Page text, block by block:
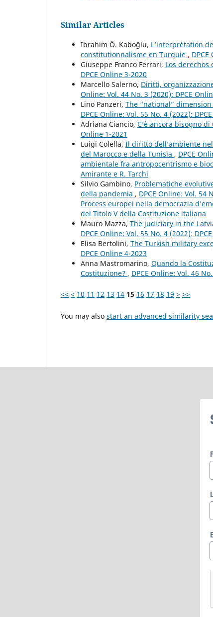
Similar Articles
Ibrahim Ö. Kaboğlu, L’interprétation
constitutionnalisme en Turquie ,
Giuseppe Franco Ferrari, Los
DPCE Online 3-2020
Marcello Salerno, Diritti,
Online: Vol. 44 No. 3 (2020): DPCE
Lino Panzeri, The “national”
DPCE Online: Vol. 55 No. 4 (2022):
Adriana Ciancio, C’è ancora bisogno
Online 1-2021
Luigi Colella, Il diritto dell’ambiente
del Marocco e della Tunisia , DPCE
ambientale fra antropocentrismo e
Amirante e R. Tarchi
Silvio Gambino, Problematiche
della pandemia , DPCE Online: Vol. 54
Process europei nella democrazia
del Titolo V della Costituzione italiana
Mauro Mazza, The judiciary in the
DPCE Online: Vol. 55 No. 4 (2022):
Elisa Bertolini, The Turkish military
DPCE Online 4-2023
Anna Mastromarino, Quando la
Costituzione? , DPCE Online: Vol. 46
<< < 10 11 12 13 14 15 16 17 18 19 > >>
You may also start an advanced similarity